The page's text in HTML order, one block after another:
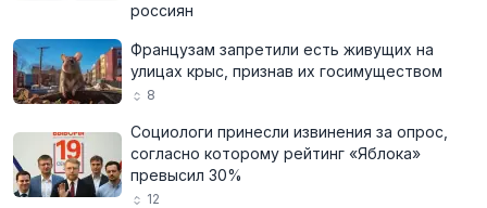
россиян
Французам запретили есть живущих на
улицах крыс, признав их госимуществом
8
Социологи принесли извинения за опрос,
согласно которому рейтинг «Яблока»
превысил 30%
12